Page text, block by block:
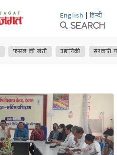
English | हिन्दी
Search
फसल की खेती उद्यानिकी सरकारी